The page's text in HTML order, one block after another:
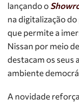
lançando o
na digitalização
que permite a
Nissan por meio
destacam os seus
ambiente
A novidade